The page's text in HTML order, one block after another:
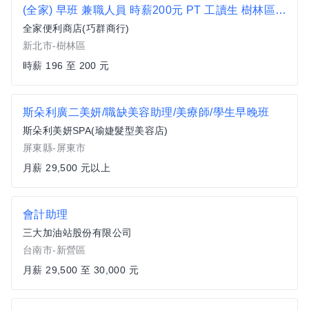
(全家) 早班 兼職人員 時薪200元 PT 工讀生 樹林區 便利商店 超商 非7-11 播愛夜市 博愛街 佳瑪百貨
全家便利商店(巧群商行)
新北市-樹林區
時薪 196 至 200 元
斯朵利廣二美妍/職缺美容助理/美療師/學生早晚班
斯朵利美妍SPA(瑜婕髮型美容店)
屏東縣-屏東市
月薪 29,500 元以上
會計助理
三大加油站股份有限公司
台南市-新營區
月薪 29,500 至 30,000 元